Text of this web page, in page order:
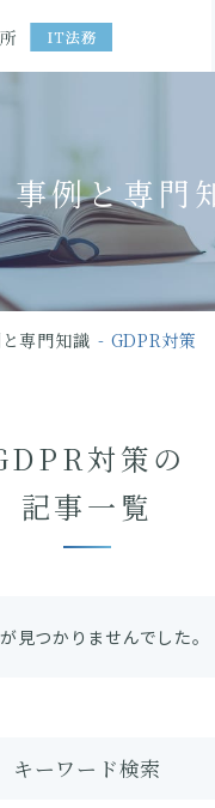
事例と専門
専門知識 GDPR対策
対策の
記事一覧
見つかりませんでした。
キーワード検索